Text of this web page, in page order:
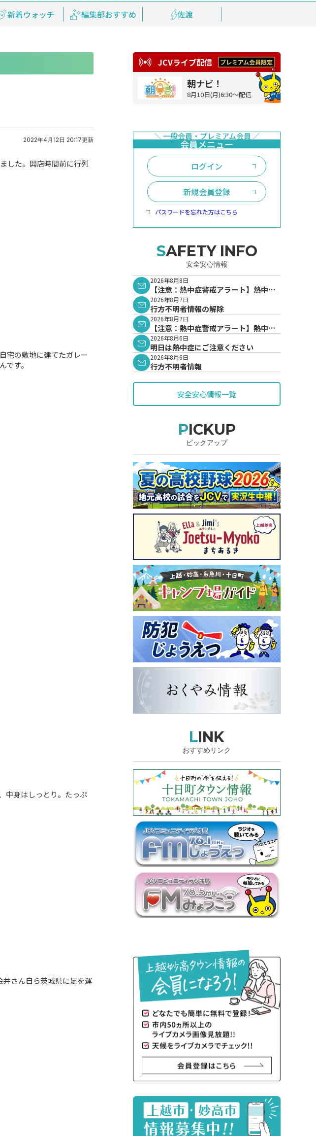
新着ウォッチ 編集部おすすめ 佐渡
上越妙高百景 鉄道情報
信 プレミアム会員登録
2022年4月12日 20:17更新
した。開店時間前に行列
宅の敷地に建てたガレー
す。
中身はしっとり。たっぷ
さん自ら茨城県に足を運
JCVライブ配信
朝ナビ！
8月10日(月)6:30～配信
ログイン
新規会員登録
パスワードを忘れた方はこちら
SAFETY INFO
安全安心情報
2026年8月8日
【注意：熱中症警戒アラート】熱中症
警戒アラートが発表されています。
2026年8月7日
行方不明者情報の解除
2026年8月7日
【注意：熱中症警戒アラート】熱中症
警戒アラートが発表されています。
2026年8月6日
明日は熱中症にご注意ください
2026年8月6日
行方不明者情報
安全安心情報一覧
PICKUP
ピックアップ
LINK
おすすめリンク